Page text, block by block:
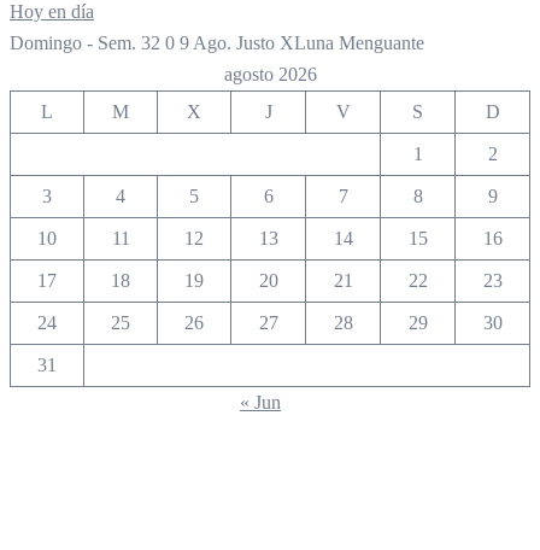
Hoy en día
Domingo - Sem. 32 0 9 Ago. Justo XLuna Menguante
agosto 2026
L
M X J V S D
1 2
3 4 5 6 7 8 9
10 11 12 13 14 15 16
17 18 19 20 21 22 23
24 25 26 27 28 29 30
31
« Jun